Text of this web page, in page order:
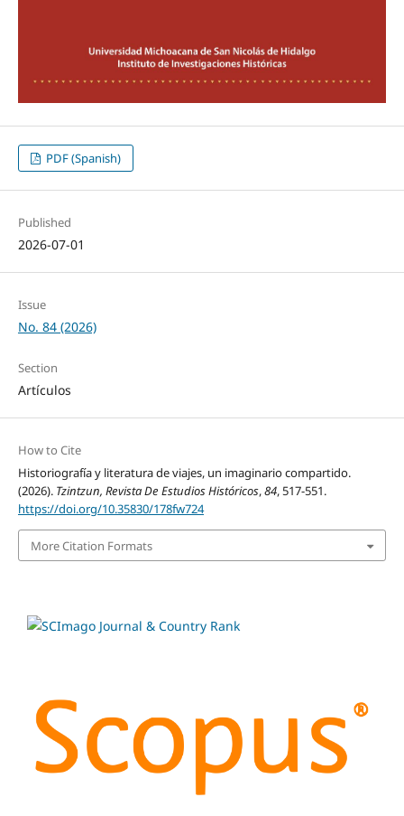
PDF (Spanish)
Published
2026-07-01
Issue
No. 84 (2026)
Section
Artículos
How to Cite
Historiografía y literatura de viajes, un imaginario compartido.
(2026). Tzintzun, Revista De Estudios Históricos,84, 517-551.
https://doi.org/10.35830/178fw724
More Citation Formats